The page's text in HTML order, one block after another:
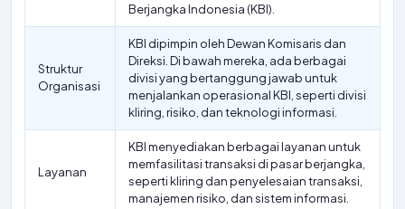
Berjangka Indonesia (KBI).
Struktur
Organisasi
KBI dipimpin oleh Dewan Komisaris dan
Direksi. Di bawah mereka, ada berbagai
divisi yang bertanggung jawab untuk
menjalankan operasional KBI, seperti divisi
kliring, risiko, dan teknologi informasi.
Layanan
KBI menyediakan berbagai layanan untuk
memfasilitasi transaksi di pasar berjangka,
seperti kliring dan penyelesaian transaksi,
manajemen risiko, dan sistem informasi.